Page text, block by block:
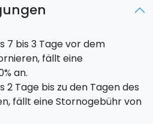
7 bis 3 Tage vor dem
fällt eine
an.
2 Tage bis zu den Tagen des
fällt eine Stornogebühr von